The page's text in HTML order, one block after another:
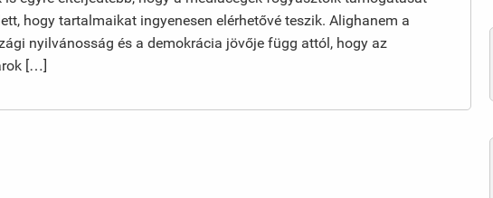
hogy tartalmaikat ingyenesen elérhetővé teszik. Alighanem a
nyilvánosság és a demokrácia jövője függ attól, hogy az
[…]